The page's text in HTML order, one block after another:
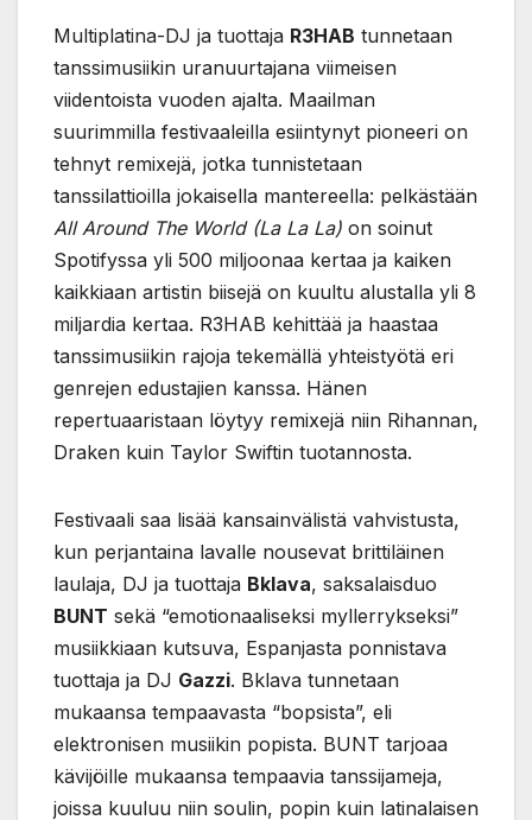
Multiplatina-DJ ja tuottaja R3HAB tunnetaan
tanssimusiikin uranuurtajana viimeisen
viidentoista vuoden ajalta. Maailman
suurimmilla festivaaleilla esiintynyt pioneeri on
tehnyt remixejä, jotka tunnistetaan
tanssilattioilla jokaisella mantereella: pelkästään
All Around The World (La La La) on soinut
Spotifyssa yli 500 miljoonaa kertaa ja kaiken
kaikkiaan artistin biisejä on kuultu alustalla yli 8
miljardia kertaa. R3HAB kehittää ja haastaa
tanssimusiikin rajoja tekemällä yhteistyötä eri
genrejen edustajien kanssa. Hänen
repertuaaristaan löytyy remixejä niin Rihannan,
Draken kuin Taylor Swiftin tuotannosta.
Festivaali saa lisää kansainvälistä vahvistusta,
kun perjantaina lavalle nousevat brittiläinen
laulaja, DJ ja tuottaja Bklava, saksalaisduo
BUNT sekä “emotionaaliseksi myllerrykseksi”
musiikkiaan kutsuva, Espanjasta ponnistava
tuottaja ja DJ Gazzi. Bklava tunnetaan
mukaansa tempaavasta “bopsista”, eli
elektronisen musiikin popista. BUNT tarjoaa
kävijöille mukaansa tempaavia tanssijameja,
joissa kuuluu niin soulin, popin kuin latinalaisen